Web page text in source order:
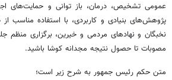
عمومی تشخیص، درمان، بازتوانی و حمایت‌های
پژوهش‌های بنیادی و کاربردی، با استفاده مناسب
نخبگان و نهادهای مردمی و خیرین، برگزاری منظم
مصوبات تا حصول نتیجه مجدانه کوشا باشید.
متن حکم رئیس جمهور به شرح زیر است؛